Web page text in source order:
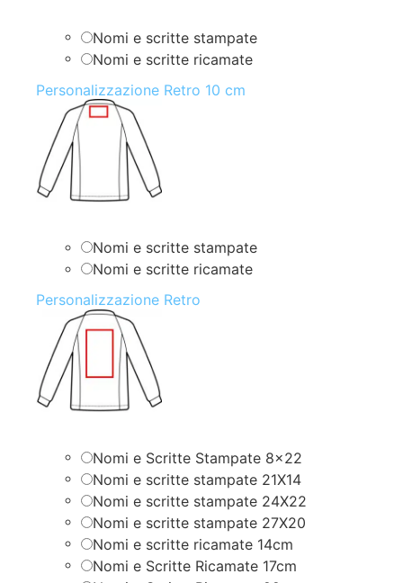
Nomi e scritte stampate
Nomi e scritte ricamate
Personalizzazione Retro 10 cm
Nomi e scritte stampate
Nomi e scritte ricamate
Personalizzazione Retro
Nomi e Scritte Stampate 8×22
Nomi e scritte stampate 21X14
Nomi e scritte stampate 24X22
Nomi e scritte stampate 27X20
Nomi e scritte ricamate 14cm
Nomi e Scritte Ricamate 17cm